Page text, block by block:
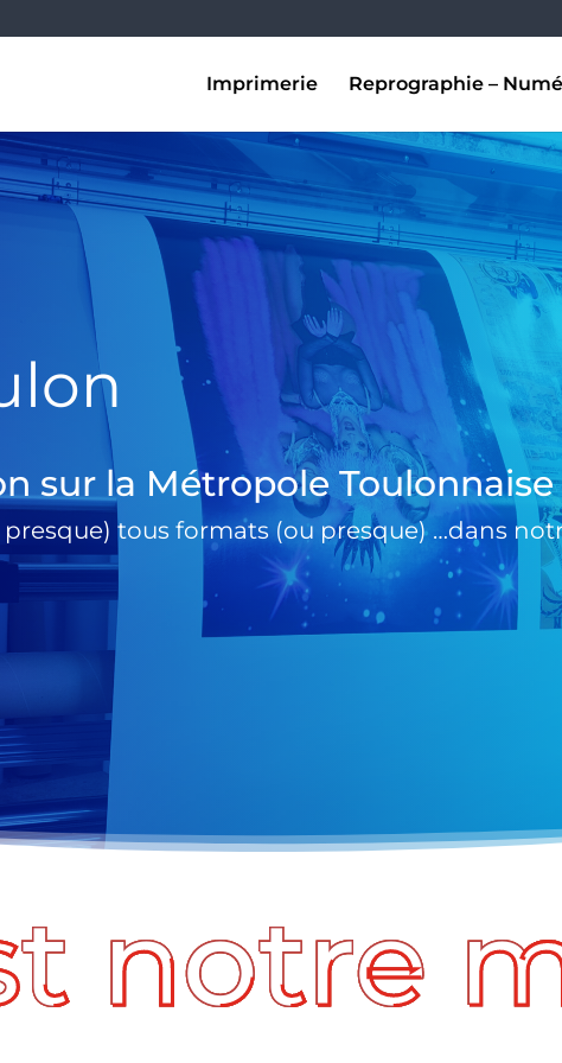
Imprimerie Reprographie –
sur la Métropole Toulonnaise
tous formats (ou presque) …dans